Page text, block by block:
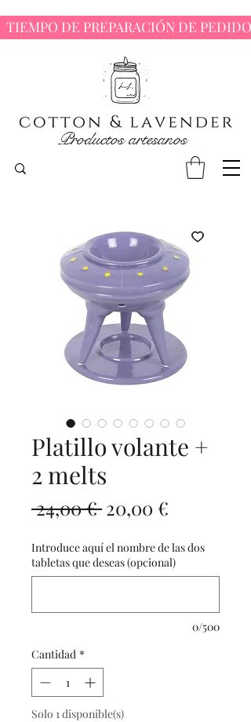
Productos artesanos
TIEMPO DE PREPARACIÓN DE PEDIDOS
Platillo volante +
2 melts
24,00 € Precio
20,00 €
oferta
Introduce aquí el nombre de las dos
tabletas que deseas (opcional)
0/500
Cantidad *
Solo 1 disponible(s)